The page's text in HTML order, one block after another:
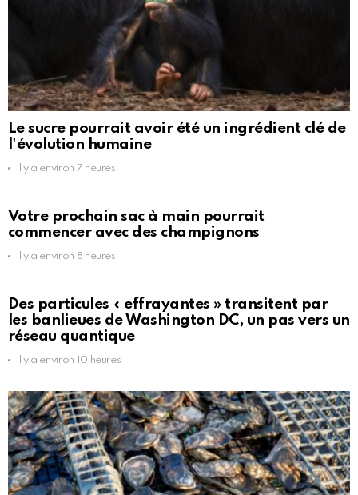
Le sucre pourrait avoir été un ingrédient clé de
l'évolution humaine
il y a environ 7 heures
Votre prochain sac à main pourrait
commencer avec des champignons
il y a environ 8 heures
Des particules « effrayantes » transitent par
les banlieues de Washington DC, un pas vers un
réseau quantique
il y a environ 10 heures